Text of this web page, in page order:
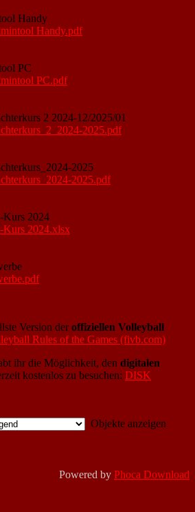
Handy
Handy.pdf
PC
PC.pdf
2 2024-12/2025/01
2025.pdf
2025
2025.pdf
Kurs 2024
Kurs 2024.xlsx
Version deroffiziellen Volleyball
Rules of the Games (fivb.com)
ihr die Möglichkeit, den digitalen
kostenlos zu besuchen: DISK
Objekte anzeigen
Powered by Phoca Download